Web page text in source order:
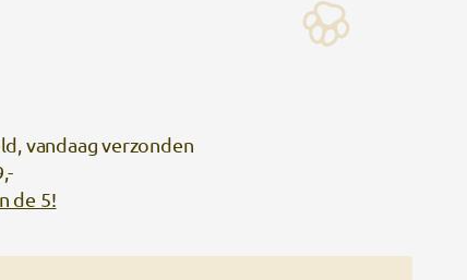
vandaag verzonden
de 5!